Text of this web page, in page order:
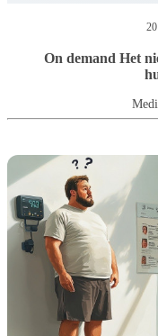
On demand Het